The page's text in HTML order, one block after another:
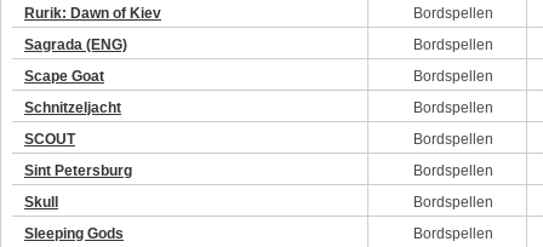
Rurik: Dawn of Kiev
Bordspellen
Sagrada (ENG)
Bordspellen
Scape Goat
Bordspellen
Schnitzeljacht
Bordspellen
SCOUT
Bordspellen
Sint Petersburg
Bordspellen
Skull
Bordspellen
Sleeping Gods
Bordspellen